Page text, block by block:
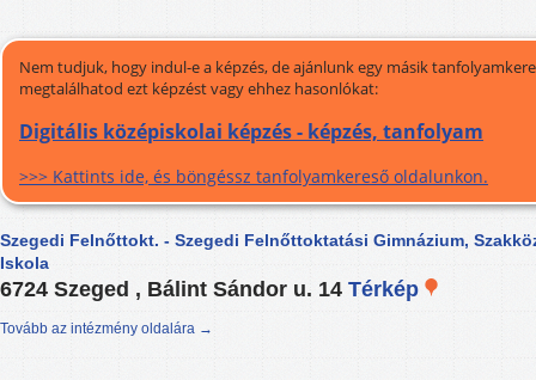
Nem tudjuk, hogy indul-e a képzés, de ajánlunk egy másik
megtalálhatod ezt képzést vagy ehhez hasonlókat:
Digitális középiskolai képzés - képzés, tanfolyam
>>> Kattints ide, és böngéssz tanfolyamkereső oldalunkon.
Szegedi Felnőttokt. - Szegedi Felnőttoktatási Gimnázium,
Iskola
6724 Szeged , Bálint Sándor u. 14 Térkép
Tovább az intézmény oldalára →